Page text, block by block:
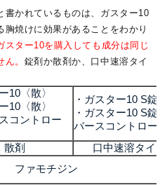
書かれているものは、ガスター10
焼けに効果があることをわかり
スター10を購入しても成分は同じ
。 錠剤か散剤か、口中速溶タイ
10〈散〉
10〈散〉
コントロー
・ガスター10 S錠
・ガスター10 S錠
バースコントロー
散剤
口中速溶タイプ
ファモチジン